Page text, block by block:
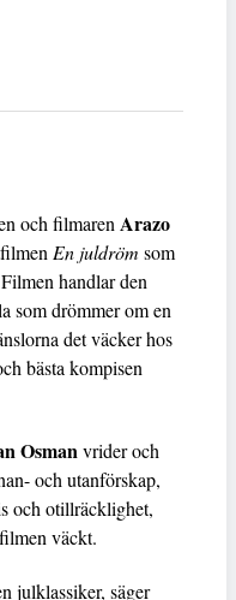
och filmaren Arazo
En juldröm som
handlar den
som drömmer om en
det väcker hos
bästa kompisen
Osmanvrider och
och utanförskap,
och otillräcklighet,
väckt.
julklassiker, säger